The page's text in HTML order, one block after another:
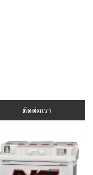
ติดต่อเรา